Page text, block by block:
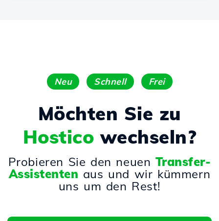
Neu Schnell Frei
Möchten Sie zu
Hostico wechseln?
Probieren Sie den neuen Transfer-
Assistenten aus und wir kümmern
uns um den Rest!